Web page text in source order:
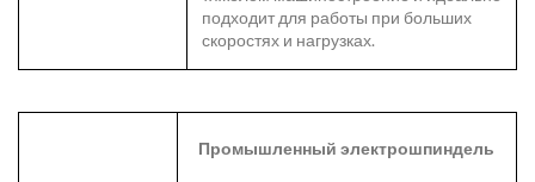
подходит для работы при больших
скоростях и нагрузках.
Промышленный электрошпиндель